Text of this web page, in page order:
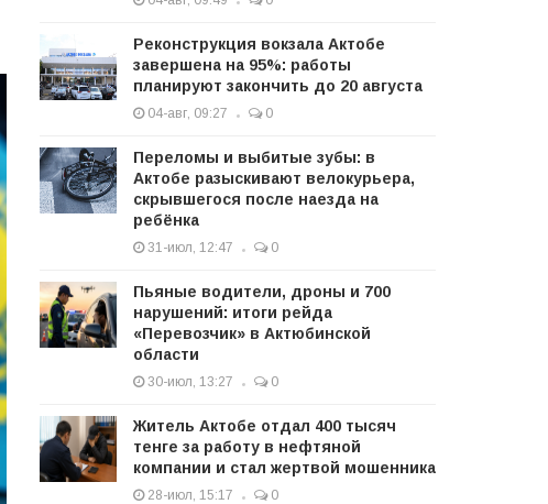
Реконструкция вокзала Актобе
завершена на 95%: работы
планируют закончить до 20 августа
04-авг, 09:27 0
Переломы и выбитые зубы: в
Актобе разыскивают велокурьера,
скрывшегося после наезда на
ребёнка
31-июл, 12:47 0
Пьяные водители, дроны и 700
нарушений: итоги рейда
«Перевозчик» в Актюбинской
области
30-июл, 13:27 0
Житель Актобе отдал 400 тысяч
тенге за работу в нефтяной
компании и стал жертвой мошенника
28-июл, 15:17 0